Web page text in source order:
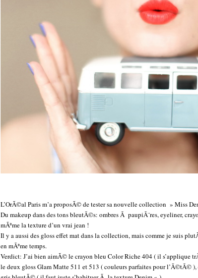
L’OrÃ©al Paris m’a proposÃ© de tester sa nouvelle collection » Miss
Du makeup dans des tons bleutÃ©s: ombres Ã paupiÃ¨res, eyeliner,
mÃªme la texture d’un vrai jean !
Il y a aussi des gloss effet mat dans la collection, mais comme je suis
en mÃªme temps.
Verdict: J’ai bien aimÃ© le crayon bleu Color Riche 404 ( il s’applique
le deux gloss Glam Matte 511 et 513 ( couleurs parfaites pour l’Ã©tÃ©